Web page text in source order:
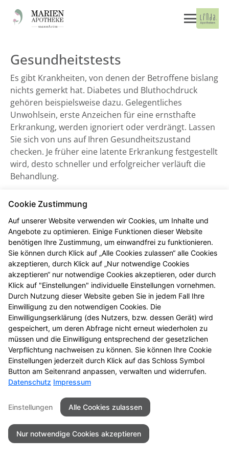
Gesundheitstests
Es gibt Krankheiten, von denen der Betroffene bislang
nichts gemerkt hat. Diabetes und Bluthochdruck
gehören beispielsweise dazu. Gelegentliches
Unwohlsein, erste Anzeichen für eine ernsthafte
Erkrankung, werden ignoriert oder verdrängt. Lassen
Sie sich von uns auf Ihren Gesundheitszustand
checken. Je früher eine latente Erkrankung festgestellt
wird, desto schneller und erfolgreicher verläuft die
Behandlung.
Blutdruckmessung
Seitenübersicht Kontakt
Impressum
Datenschutz
Barrierefreiheit
© 2026 Marien Apotheke - Mannheim
Cookie Zustimmung
Auf unserer Website verwenden wir Cookies, um Inhalte und
Angebote zu optimieren. Einige Funktionen dieser Website
benötigen Ihre Zustimmung, um einwandfrei zu funktionieren.
Sie können durch Klick auf „Alle Cookies zulassen“ alle Cookies
akzeptieren, durch Klick auf „Nur notwendige Cookies
akzeptieren“ nur notwendige Cookies akzeptieren, oder durch
Klick auf "Einstellungen" individuelle Einstellungen vornehmen.
Durch Nutzung dieser Website geben Sie in jedem Fall Ihre
Einwilligung zu den notwendigen Cookies. Die
Einwilligungserklärung (des Nutzers, bzw. dessen Gerät) wird
gespeichert, um deren Abfrage nicht erneut wiederholen zu
müssen und die Einwilligung entsprechend der gesetzlichen
Verpflichtung nachweisen zu können. Sie können Ihre Cookie
Einstellungen jederzeit durch Klick auf das Schloss Symbol
Button am Seitenrand anpassen, verwalten und widerrufen.
Datenschutz Impressum
Einstellungen Alle Cookies zulassen
Nur notwendige Cookies akzeptieren